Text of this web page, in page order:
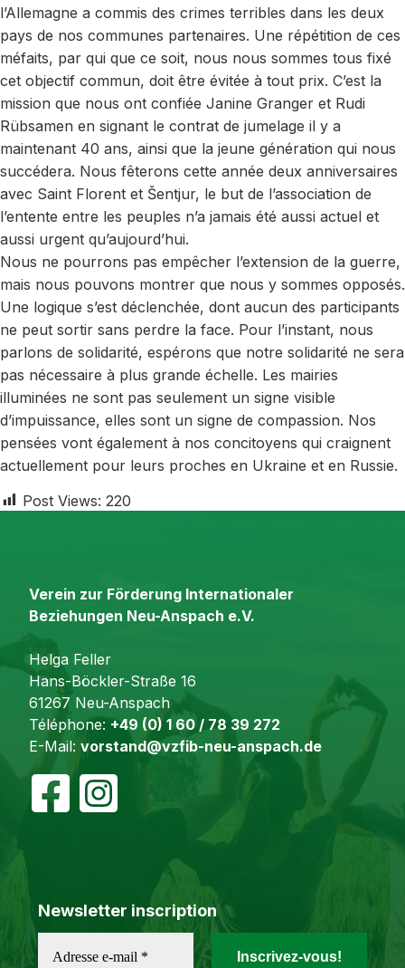
l’Allemagne a commis des crimes terribles dans les deux
pays de nos communes partenaires. Une répétition de ces
méfaits, par qui que ce soit, nous nous sommes tous fixé
cet objectif commun, doit être évitée à tout prix. C’est la
mission que nous ont confiée Janine Granger et Rudi
Rübsamen en signant le contrat de jumelage il y a
maintenant 40 ans, ainsi que la jeune génération qui nous
succédera. Nous fêterons cette année deux anniversaires
avec Saint Florent et Šentjur, le but de l’association de
l’entente entre les peuples n’a jamais été aussi actuel et
aussi urgent qu’aujourd’hui.
Nous ne pourrons pas empêcher l’extension de la guerre,
mais nous pouvons montrer que nous y sommes opposés.
Une logique s’est déclenchée, dont aucun des participants
ne peut sortir sans perdre la face. Pour l’instant, nous
parlons de solidarité, espérons que notre solidarité ne sera
pas nécessaire à plus grande échelle. Les mairies
illuminées ne sont pas seulement un signe visible
d’impuissance, elles sont un signe de compassion. Nos
pensées vont également à nos concitoyens qui craignent
actuellement pour leurs proches en Ukraine et en Russie.
Post Views: 220
Verein zur Förderung Internationaler
Beziehungen Neu-Anspach e.V.
Helga Feller
Hans-Böckler-Straße 16
61267 Neu-Anspach
Téléphone: +49 (0) 1 60 / 78 39 272
E-Mail: vorstand@vzfib-neu-anspach.de
Newsletter inscription